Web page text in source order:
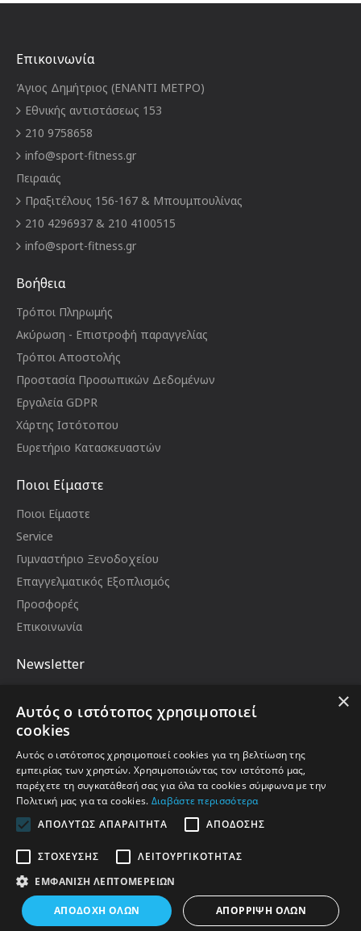
Επικοινωνία
Άγιος Δημήτριος (ΕΝΑΝΤΙ ΜΕΤΡΟ)
Εθνικής αντιστάσεως 153
210 9758658
info@sport-fitness.gr
Πειραιάς
Πραξιτέλους 156-167 & Μπουμπουλίνας
210 4296937 & 210 4100515
info@sport-fitness.gr
Βοήθεια
Τρόποι Πληρωμής
Ακύρωση - Επιστροφή παραγγελίας
Τρόποι Αποστολής
Προστασία Προσωπικών Δεδομένων
Εργαλεία GDPR
Χάρτης Ιστότοπου
Ευρετήριο Κατασκευαστών
Ποιοι Είμαστε
Ποιοι Είμαστε
Service
Γυμναστήριο Ξενοδοχείου
Επαγγελματικός Εξοπλισμός
Προσφορές
Επικοινωνία
Newsletter
εγγραφείτε στο newsletter μας
Email
Έχω διαβάσει και αποδέχομαι τους Όροι Χρήσης
Κατασκευή Ηλεκτρονικού Καταστήματος EnterID
Με την Υποστήριξη του Opencart.gr
ΦΊΛΤΡΑ
×
Αυτός ο ιστότοπος χρησιμοποιεί
cookies
Αυτός ο ιστότοπος χρησιμοποιεί cookies για τη βελτίωση της
εμπειρίας των χρηστών. Χρησιμοποιώντας τον ιστότοπό μας,
παρέχετε τη συγκατάθεσή σας για όλα τα cookies σύμφωνα με την
Πολιτική μας για τα cookies. Διαβάστε περισσότερα
ΑΠΟΛΎΤΩΣ ΑΠΑΡΑΊΤΗΤΑ
ΑΠΌΔΟΣΗΣ
ΣΤΌΧΕΥΣΗΣ
ΛΕΙΤΟΥΡΓΙΚΌΤΗΤΑΣ
ΕΜΦΆΝΙΣΗ ΛΕΠΤΟΜΕΡΕΙΏΝ
ΑΠΟΔΟΧΉ ΌΛΩΝ ΑΠΌΡΡΙΨΗ ΌΛΩΝ